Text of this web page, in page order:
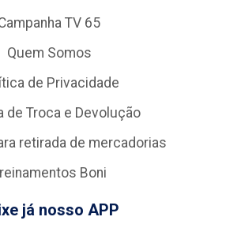
TV 65
Quem Somos
de Privacidade
de Troca e Devolução
retirada de mercadorias
Boni
já nosso APP